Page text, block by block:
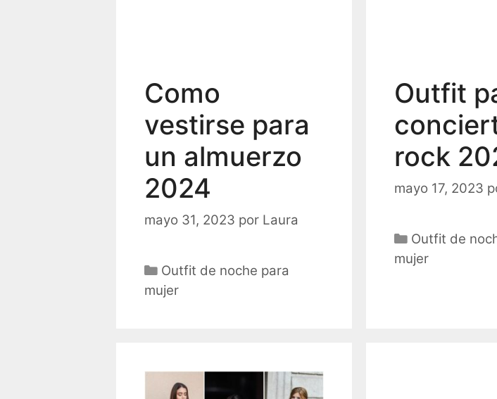
Como
vestirse para
un almuerzo
2024
mayo 31, 2023 por Laura
Categorías
Outfit de noche para
mujer
Outfit
rock
mayo 17, 2023
Categorías
Outfit de
mujer